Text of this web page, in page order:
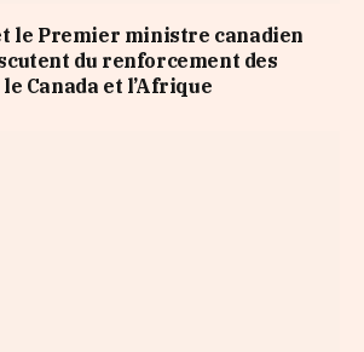
le Premier ministre canadien
du renforcement des
Canada et l’Afrique